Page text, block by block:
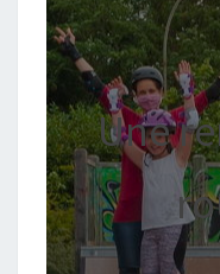
Une